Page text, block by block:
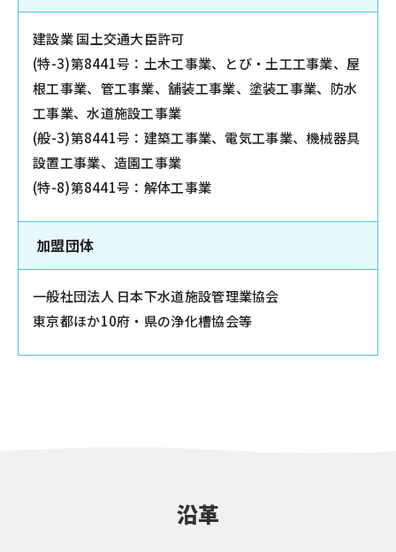
建設業 国土交通大臣許可
(特-3)第8441号：土木工事業、とび・土工工事業、屋
根工事業、管工事業、舗装工事業、塗装工事業、防水
工事業、水道施設工事業
(般-3)第8441号：建築工事業、電気工事業、機械器具
設置工事業、造園工事業
(特-8)第8441号：解体工事業
加盟団体
一般社団法人 日本下水道施設管理業協会
東京都ほか10府・県の浄化槽協会等
沿革